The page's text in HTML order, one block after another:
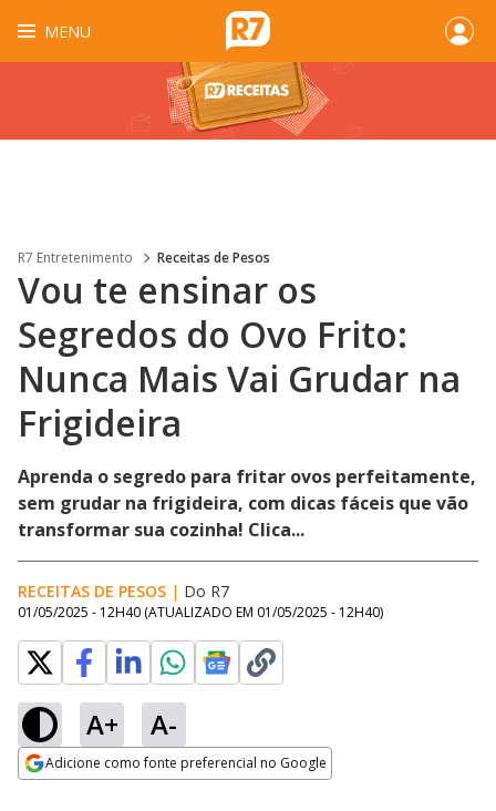
MENU
R7 Entretenimento Receitas de Pesos
Vou te ensinar os
Segredos do Ovo Frito:
Nunca Mais Vai Grudar na
Frigideira
Aprenda o segredo para fritar ovos perfeitamente,
sem grudar na frigideira, com dicas fáceis que vão
transformar sua cozinha! Clica...
RECEITAS DE PESOS | Do R7
01/05/2025 - 12H40 (ATUALIZADO EM 01/05/2025 - 12H40)
A+ A-
Adicione como fonte preferencial no Google